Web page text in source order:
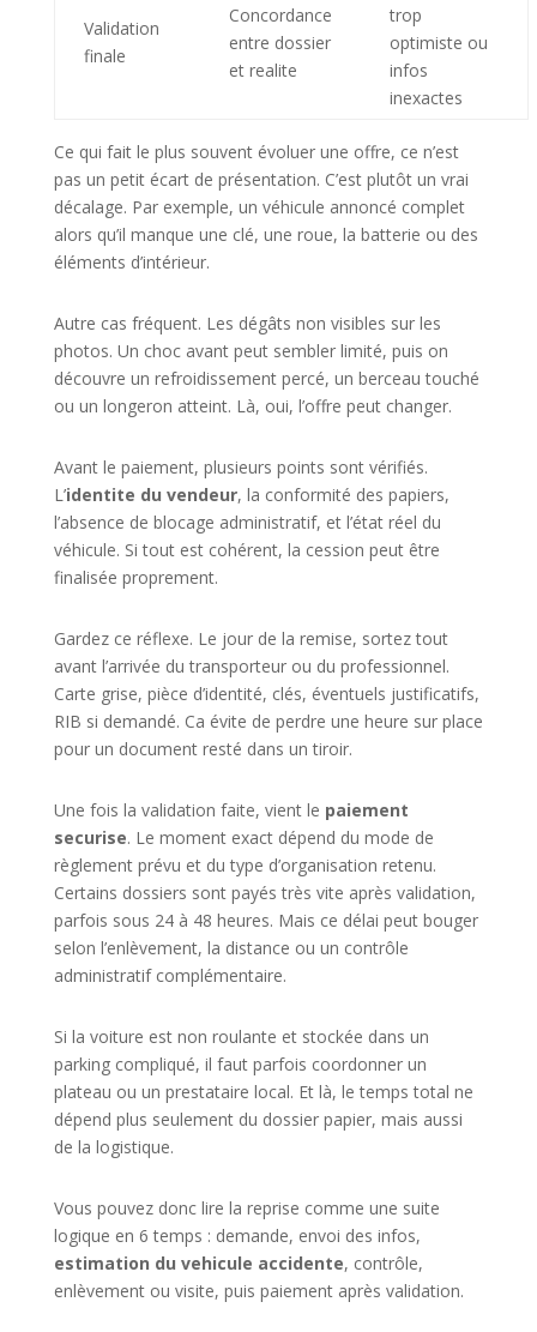
Validation
finale
Concordance
entre dossier
et realite
trop
optimiste ou
infos
inexactes
Ce qui fait le plus souvent évoluer une offre, ce n’est
pas un petit écart de présentation. C’est plutôt un vrai
décalage. Par exemple, un véhicule annoncé complet
alors qu’il manque une clé, une roue, la batterie ou des
éléments d’intérieur.
Autre cas fréquent. Les dégâts non visibles sur les
photos. Un choc avant peut sembler limité, puis on
découvre un refroidissement percé, un berceau touché
ou un longeron atteint. Là, oui, l’offre peut changer.
Avant le paiement, plusieurs points sont vérifiés.
L’identite du vendeur, la conformité des papiers,
l’absence de blocage administratif, et l’état réel du
véhicule. Si tout est cohérent, la cession peut être
finalisée proprement.
Gardez ce réflexe. Le jour de la remise, sortez tout
avant l’arrivée du transporteur ou du professionnel.
Carte grise, pièce d’identité, clés, éventuels justificatifs,
RIB si demandé. Ca évite de perdre une heure sur place
pour un document resté dans un tiroir.
Une fois la validation faite, vient le paiement
securise. Le moment exact dépend du mode de
règlement prévu et du type d’organisation retenu.
Certains dossiers sont payés très vite après validation,
parfois sous 24 à 48 heures. Mais ce délai peut bouger
selon l’enlèvement, la distance ou un contrôle
administratif complémentaire.
Si la voiture est non roulante et stockée dans un
parking compliqué, il faut parfois coordonner un
plateau ou un prestataire local. Et là, le temps total ne
dépend plus seulement du dossier papier, mais aussi
de la logistique.
Vous pouvez donc lire la reprise comme une suite
logique en 6 temps : demande, envoi des infos,
estimation du vehicule accidente, contrôle,
enlèvement ou visite, puis paiement après validation.